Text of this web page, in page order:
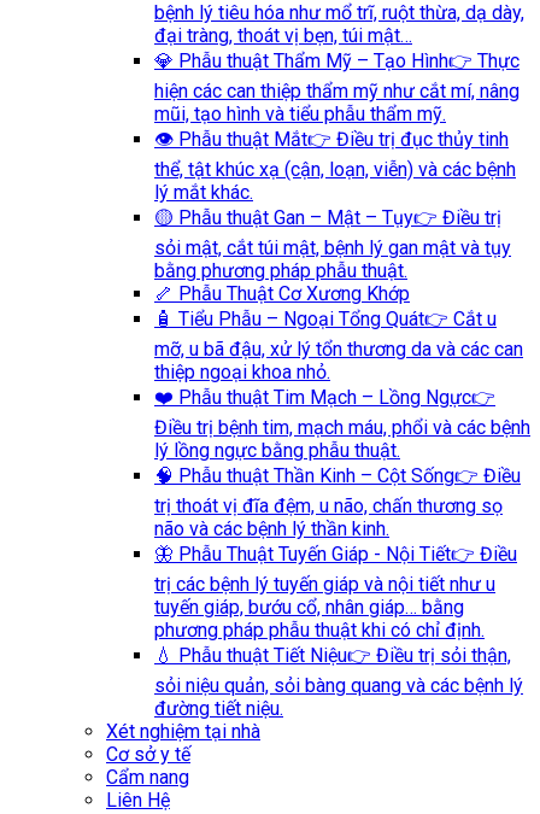
bệnh lý tiêu hóa như mổ trĩ, ruột thừa, dạ dày,
đại tràng, thoát vị bẹn, túi mật…
💎 Phẫu thuật Thẩm Mỹ – Tạo Hình👉 Thực
hiện các can thiệp thẩm mỹ như cắt mí, nâng
mũi, tạo hình và tiểu phẫu thẩm mỹ.
👁️ Phẫu thuật Mắt👉 Điều trị đục thủy tinh
thể, tật khúc xạ (cận, loạn, viễn) và các bệnh
lý mắt khác.
🟡 Phẫu thuật Gan – Mật – Tụy👉 Điều trị
sỏi mật, cắt túi mật, bệnh lý gan mật và tụy
bằng phương pháp phẫu thuật.
🦴 Phẫu Thuật Cơ Xương Khớp
🧴 Tiểu Phẫu – Ngoại Tổng Quát👉 Cắt u
mỡ, u bã đậu, xử lý tổn thương da và các can
thiệp ngoại khoa nhỏ.
❤️ Phẫu thuật Tim Mạch – Lồng Ngực👉
Điều trị bệnh tim, mạch máu, phổi và các bệnh
lý lồng ngực bằng phẫu thuật.
🧠 Phẫu thuật Thần Kinh – Cột Sống👉 Điều
trị thoát vị đĩa đệm, u não, chấn thương sọ
não và các bệnh lý thần kinh.
🦋 Phẫu Thuật Tuyến Giáp - Nội Tiết👉 Điều
trị các bệnh lý tuyến giáp và nội tiết như u
tuyến giáp, bướu cổ, nhân giáp… bằng
phương pháp phẫu thuật khi có chỉ định.
💧 Phẫu thuật Tiết Niệu👉 Điều trị sỏi thận,
sỏi niệu quản, sỏi bàng quang và các bệnh lý
đường tiết niệu.
Xét nghiệm tại nhà
Cơ sở y tế
Cẩm nang
Liên Hệ